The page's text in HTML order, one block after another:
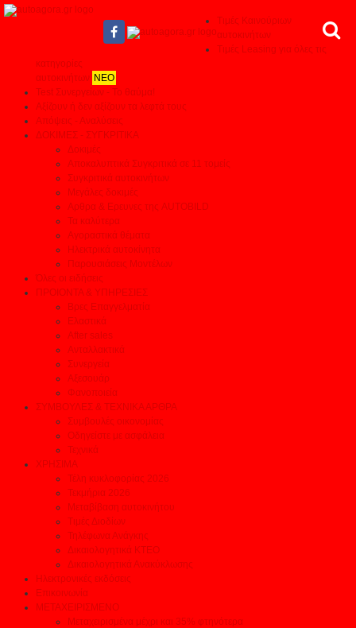
Τιμές Καινούριων
αυτοκινήτων
Τιμές Leasing για όλες τις
κατηγορίες
αυτοκινήτων ΝΕΟ
Test Συνεργείων - Το θαύμα!
Αξίζουν ή δεν αξίζουν τα λεφτά τους
Απόψεις - Αναλύσεις
ΔΟΚΙΜΕΣ - ΣΥΓΚΡΙΤΙΚΑ
Δοκιμές
Αποκαλυπτικά Συγκριτικά σε 11 τομείς
Συγκριτικά αυτοκινήτων
Μεγάλες δοκιμές
Αρθρα & Ερευνες της AUTOBILD
Τα καλύτερα
Αγοραστικά θέματα
Ηλεκτρικά αυτοκίνητα
Παρουσιάσεις Μοντέλων
Όλες οι ειδήσεις
ΠΡΟΙΟΝΤΑ & ΥΠΗΡΕΣΙΕΣ
Βρες Επαγγελματία
Ελαστικά
After sales
Ανταλλακτικά
Συνεργεία
Αξεσουάρ
Φανοποιεία
ΣΥΜΒΟΥΛΕΣ & ΤΕΧΝΙΚΑ ΑΡΘΡΑ
Συμβουλές οικονομίας
Οδηγείστε με ασφάλεια
Τεχνικά
ΧΡΗΣΙΜΑ
Τέλη κυκλοφορίας 2026
Τεκμήρια 2026
Μεταβίβαση αυτοκινήτου
Τιμές Διοδίων
Τηλέφωνα Ανάγκης
Δικαιολογητικά ΚΤΕΟ
Δικαιολογητικά Ανακύκλωσης
Ηλεκτρονικές εκδόσεις
Επικοινωνία
ΜΕΤΑΧΕΙΡΙΣΜΕΝΟ
Μεταχειρισμένα μέχρι και 35% φτηνότερα